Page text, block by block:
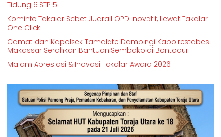
Tidung 6 STP 5
Kominfo Takalar Sabet Juara I OPD Inovatif, Lewat Takalar
One Click
Camat dan Kapolsek Tamalate Dampingi Kapolrestabes
Makassar Serahkan Bantuan Sembako di Bontoduri
Malam Apresiasi & Inovasi Takalar Award 2026